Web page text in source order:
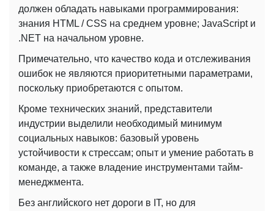
должен обладать навыками программирования:
знания HTML / CSS на среднем уровне; JavaScript и
.NET на начальном уровне.
Примечательно, что качество кода и отслеживания
ошибок не являются приоритетными параметрами,
поскольку приобретаются с опытом.
Кроме технических знаний, представители
индустрии выделили необходимый минимум
социальных навыков: базовый уровень
устойчивости к стрессам; опыт и умение работать в
команде, а также владение инструментами тайм-
менеджмента.
Без английского нет дороги в IT, но для